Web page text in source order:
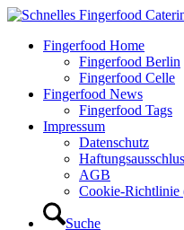
Fingerfood Home
Fingerfood Berlin
Fingerfood Celle
Fingerfood News
Fingerfood Tags
Impressum
Datenschutz
AGB
Cookie-Richtlinie
Suche